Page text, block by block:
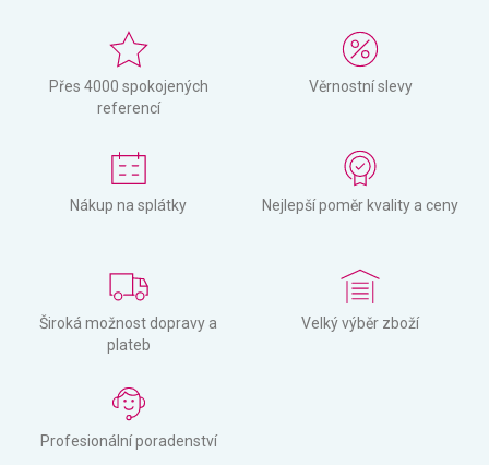
Přes 4000 spokojených
referencí
Věrnostní slevy
Nákup na splátky Nejlepší poměr kvality a ceny
Široká možnost dopravy a
plateb
Velký výběr zboží
Profesionální poradenství